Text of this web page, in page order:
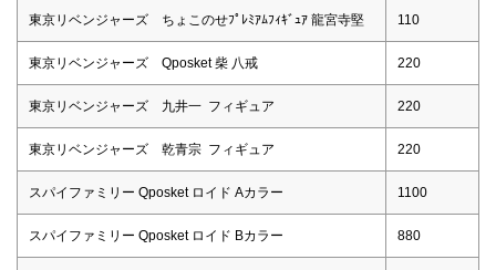
東京リベンジャーズ ちょこのせﾌﾟﾚﾐｱﾑﾌｨｷﾞｭｱ 龍宮寺堅 110
東京リベンジャーズ Qposket 柴 八戒 220
東京リベンジャーズ 九井一 フィギュア 220
東京リベンジャーズ 乾青宗 フィギュア 220
スパイファミリー Qposket ロイド Aカラー 1100
スパイファミリー Qposket ロイド Bカラー 880